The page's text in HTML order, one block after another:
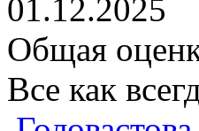
01.12.2025
Общая
Все как